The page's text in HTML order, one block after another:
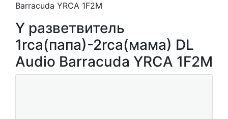
Barracuda YRCA 1F2M
Y разветвитель
1rca(папа)-2rca(мама) DL
Audio Barracuda YRCA 1F2M